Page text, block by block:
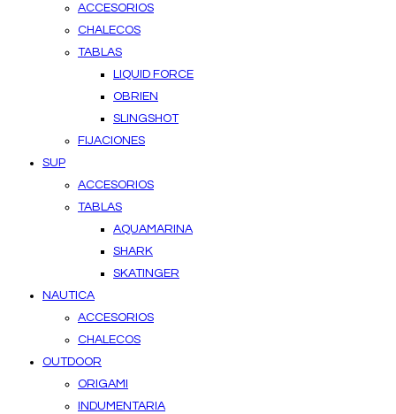
ACCESORIOS
CHALECOS
TABLAS
LIQUID FORCE
OBRIEN
SLINGSHOT
FIJACIONES
SUP
ACCESORIOS
TABLAS
AQUAMARINA
SHARK
SKATINGER
NAUTICA
ACCESORIOS
CHALECOS
OUTDOOR
ORIGAMI
INDUMENTARIA